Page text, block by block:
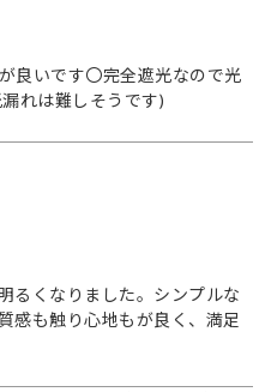
良いです〇完全遮光なので光
れは難しそうです)
るくなりました。シンプルな
感も触り心地もが良く、満足